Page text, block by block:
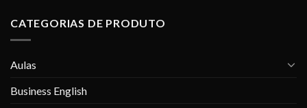
CATEGORIAS DE PRODUTO
Aulas
Business English